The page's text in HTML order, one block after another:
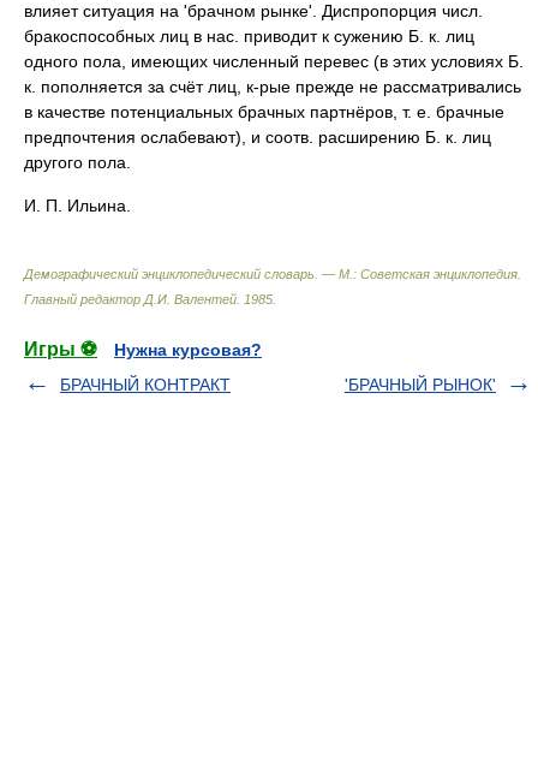
влияет ситуация на 'брачном рынке'. Диспропорция числ.
бракоспособных лиц в нас. приводит к сужению Б. к. лиц
одного пола, имеющих численный перевес (в этих условиях Б.
к. пополняется за счёт лиц, к-рые прежде не рассматривались
в качестве потенциальных брачных партнёров, т. е. брачные
предпочтения ослабевают), и соотв. расширению Б. к. лиц
другого пола.
И. П. Ильина.
Демографический энциклопедический словарь. — М.: Советская энциклопедия
Главный редактор Д.И. Валентей 1985
Игры ⚽
Нужна курсовая?
БРАЧНЫЙ КОНТРАКТ
'БРАЧНЫЙ РЫНОК'